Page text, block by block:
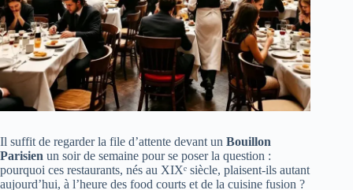
Il suffit de regarder la file d’attente devant un Bouillon
Parisien un soir de semaine pour se poser la question :
pourquoi ces restaurants, nés au XIXᵉ siècle, plaisent-ils autant
aujourd’hui, à l’heure des food courts et de la cuisine fusion ?